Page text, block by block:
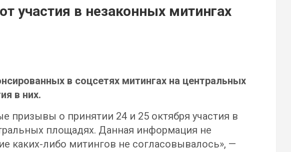
участия в незаконных митингах
в соцсетях митингах на центральных
в них.
о принятии 24 и 25 октября участия в
площадях. Данная информация не
каких-либо митингов не согласовывалось», —